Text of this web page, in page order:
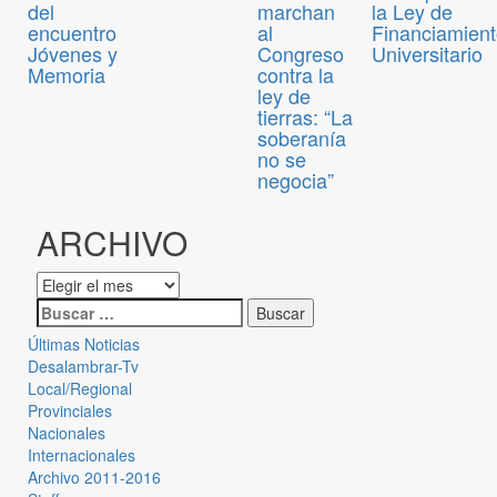
del
encuentro
Jóvenes y
Memoria
marchan
al
Congreso
contra la
ley de
tierras: “La
soberanía
no se
negocia”
la Ley de
Universitario
ARCHIVO
Últimas Noticias
Desalambrar-Tv
Local/Regional
Provinciales
Nacionales
Internacionales
Archivo 2011-2016